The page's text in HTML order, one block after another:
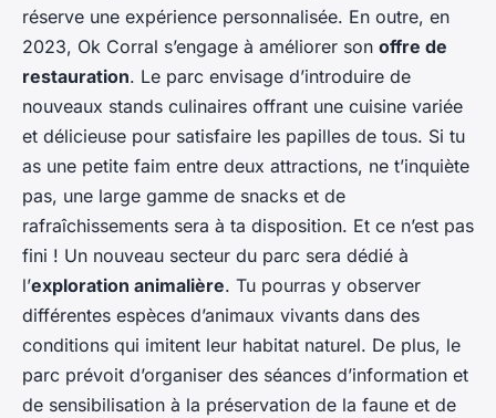
réserve une expérience personnalisée. En outre, en
2023, Ok Corral s’engage à améliorer son offre de
restauration. Le parc envisage d’introduire de
nouveaux stands culinaires offrant une cuisine variée
et délicieuse pour satisfaire les papilles de tous. Si tu
as une petite faim entre deux attractions, ne t’inquiète
pas, une large gamme de snacks et de
rafraîchissements sera à ta disposition. Et ce n’est pas
fini ! Un nouveau secteur du parc sera dédié à
l’exploration animalière. Tu pourras y observer
différentes espèces d’animaux vivants dans des
conditions qui imitent leur habitat naturel. De plus, le
parc prévoit d’organiser des séances d’information et
de sensibilisation à la préservation de la faune et de